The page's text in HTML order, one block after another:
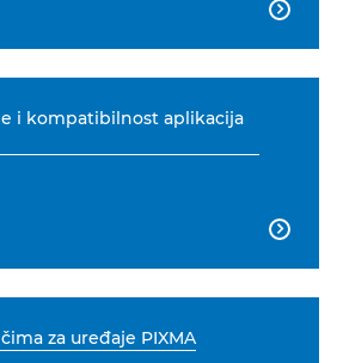

i kompatibilnost aplikacija

za uređaje PIXMA